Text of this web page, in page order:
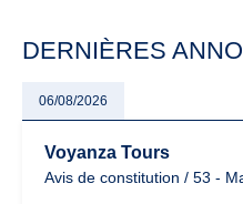
DERNIÈRES
06/08/2026
Voyanza Tours
Avis de constitution / 53 -